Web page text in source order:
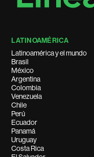
LATINOAMÉRICA
Latinoamérica y el mundo
Brasil
México
Argentina
Colombia
Venezuela
Chile
Perú
Ecuador
Panamá
Uruguay
Costa Rica